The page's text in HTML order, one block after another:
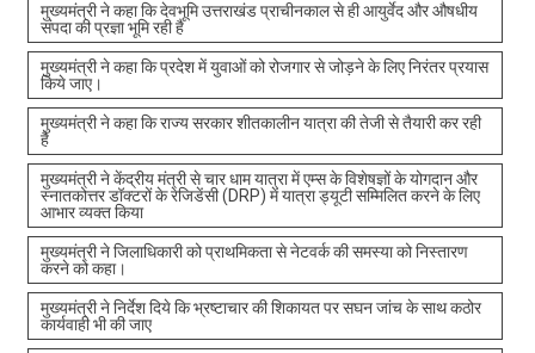
मुख्यमंत्री ने कहा कि देवभूमि उत्तराखंड प्राचीनकाल से ही आयुर्वेद और औषधीय
संपदा की प्रज्ञा भूमि रही है
मुख्यमंत्री ने कहा कि प्रदेश में युवाओं को रोजगार से जोड़ने के लिए निरंतर प्रयास
किये जाए।
मुख्यमंत्री ने कहा कि राज्य सरकार शीतकालीन यात्रा की तेजी से तैयारी कर रही
है
मुख्यमंत्री ने केंद्रीय मंत्री से चार धाम यात्रा में एम्स के विशेषज्ञों के योगदान और
स्नातकोत्तर डॉक्टरों के रेजिडेंसी (DRP) में यात्रा ड्यूटी सम्मिलित करने के लिए
आभार व्यक्त किया
मुख्यमंत्री ने जिलाधिकारी को प्राथमिकता से नेटवर्क की समस्या को निस्तारण
करने को कहा।
मुख्यमंत्री ने निर्देश दिये कि भ्रष्टाचार की शिकायत पर सघन जांच के साथ कठोर
कार्यवाही भी की जाए